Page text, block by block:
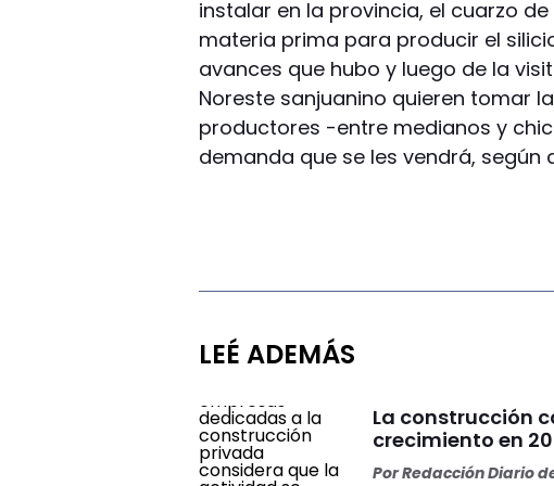
instalar en la provincia, el cuarzo
materia prima para producir el
avances que hubo y luego de la
Noreste sanjuanino quieren tomar
productores -entre medianos y
demanda que se les vendrá, según
LEÉ ADEMÁS
La construcción
crecimiento en
PorRedacción Diario